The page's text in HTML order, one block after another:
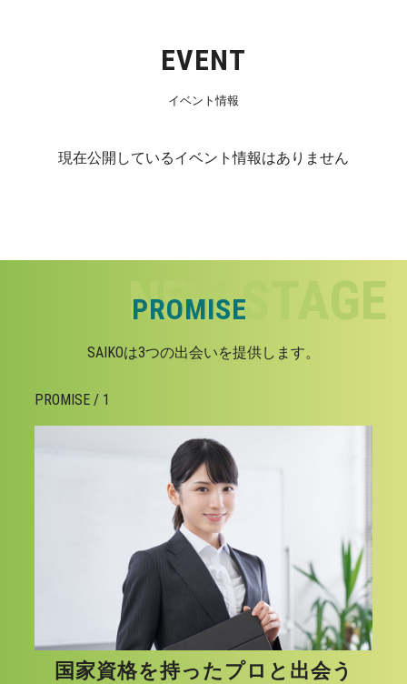
EVENT
イベント情報
現在公開しているイベント情報はありません
PROMISE
SAIKOは3つの出会いを提供します。
PROMISE / 1
国家資格を持ったプロと出会う